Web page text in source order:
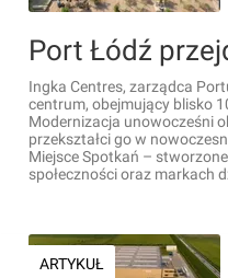
Ingka Centres, zarządca
centrum, obejmujący blisko
Modernizacja unowocześni
przekształci go w
Miejsce Spotkań –
społeczności oraz markach
ARTYKUŁ